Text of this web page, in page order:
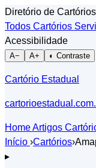
Diretório de
Todos Cartórios
Acessibilidade
A− A+ ◐ Contraste
Cartório Estadual
HomeArtigos
Início ›Cartórios›
▸